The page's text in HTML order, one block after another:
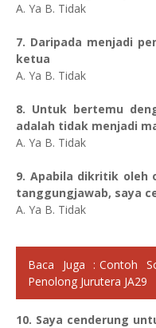
A. Ya B. Tidak
7. Daripada menjadi
ketua
A. Ya B. Tidak
8. Untuk bertemu
adalah tidak menjadi
A. Ya B. Tidak
9. Apabila dikritik oleh
tanggungjawab, saya
A. Ya B. Tidak
Baca Juga : Contoh
Penolong Jurutera JA29
10. Saya cenderung